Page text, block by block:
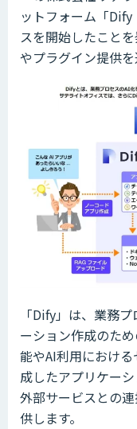
ットフォーム「
スを開始したこと
やプラグイン提供を
「Dify」は、業務
ーション作成のた
能やAI利用におけ
成したアプリケー
外部サービスとの
供します。